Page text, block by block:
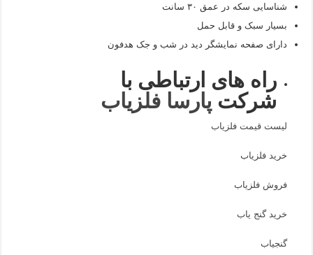
شناسایی سکه در عمق ۳۰ سانت
بسیار سبک و قابل حمل
دارای صفحه نمایشگر دید در شب و جک هدفون
راه های ارتباطی با
شرکت پارسا فلزیاب
لیست قیمت فلزیاب
خرید فلزیاب
فروش فلزیاب
خرید گنج یاب
گنجیاب